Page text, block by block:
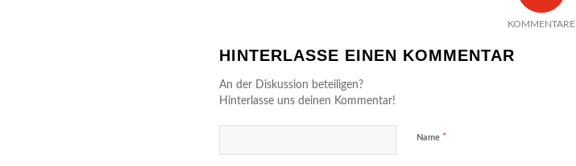
KOMMENTARE
HINTERLASSE EINEN KOMMENTAR
An der Diskussion beteiligen?
Hinterlasse uns deinen Kommentar!
Name *